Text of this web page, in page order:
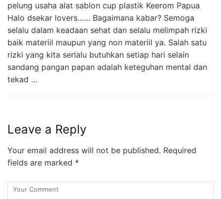
pelung usaha alat sablon cup plastik Keerom Papua
Halo dsekar lovers…… Bagaimana kabar? Semoga
selalu dalam keadaan sehat dan selalu melimpah rizki
baik materiil maupun yang non materiil ya. Salah satu
rizki yang kita serlalu butuhkan setiap hari selain
sandang pangan papan adalah keteguhan mental dan
tekad …
Leave a Reply
Your email address will not be published. Required
fields are marked *